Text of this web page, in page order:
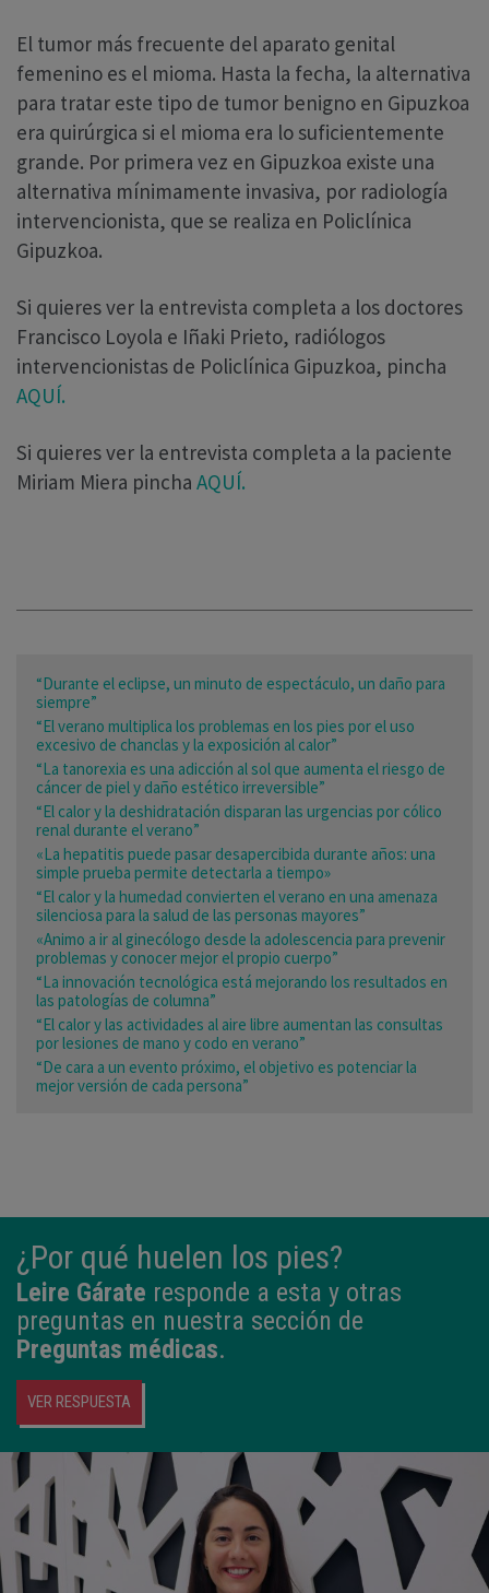
El tumor más frecuente del aparato genital
femenino es el mioma. Hasta la fecha, la alternativa
para tratar este tipo de tumor benigno en Gipuzkoa
era quirúrgica si el mioma era lo suficientemente
grande. Por primera vez en Gipuzkoa existe una
alternativa mínimamente invasiva, por radiología
intervencionista, que se realiza en Policlínica
Gipuzkoa.
Si quieres ver la entrevista completa a los doctores
Francisco Loyola e Iñaki Prieto, radiólogos
intervencionistas de Policlínica Gipuzkoa, pincha
AQUÍ.
Si quieres ver la entrevista completa a la paciente
Miriam Miera pincha AQUÍ.
“Durante el eclipse, un minuto de espectáculo, un daño para
siempre”
“El verano multiplica los problemas en los pies por el uso
excesivo de chanclas y la exposición al calor”
“La tanorexia es una adicción al sol que aumenta el riesgo de
cáncer de piel y daño estético irreversible”
“El calor y la deshidratación disparan las urgencias por cólico
renal durante el verano”
«La hepatitis puede pasar desapercibida durante años: una
simple prueba permite detectarla a tiempo»
“El calor y la humedad convierten el verano en una amenaza
silenciosa para la salud de las personas mayores”
«Animo a ir al ginecólogo desde la adolescencia para prevenir
problemas y conocer mejor el propio cuerpo”
“La innovación tecnológica está mejorando los resultados en
las patologías de columna”
“El calor y las actividades al aire libre aumentan las consultas
por lesiones de mano y codo en verano”
“De cara a un evento próximo, el objetivo es potenciar la
mejor versión de cada persona”
¿Por qué huelen los pies?
Leire Gárate responde a esta y otras
preguntas en nuestra sección de
Preguntas médicas.
VER RESPUESTA